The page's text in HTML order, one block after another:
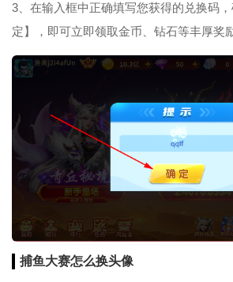
3、在输入框中正确填写您获得的兑换码
定】，即可立即领取金币、钻石等丰厚奖
捕鱼大赛怎么换头像